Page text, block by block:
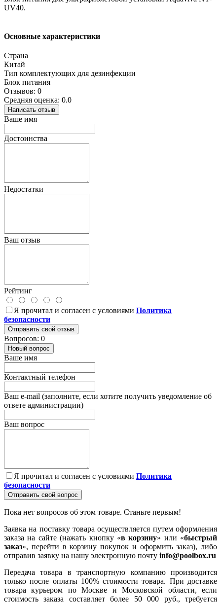
UV40.
Основные характеристики
Страна
Китай
Тип комплектующих для дезинфекции
Блок питания
Отзывов: 0
Средняя оценка: 0.0
Написать отзыв
Ваше имя
Достоинства
Недостатки
Ваш отзыв
Рейтинг
Я прочитал и согласен с условиями Политика
безопасности
Отправить свой отзыв
Вопросов: 0
Новый вопрос
Ваше имя
Контактный телефон
Ваш e-mail (заполните, если хотите получить уведомление об
ответе администрации)
Ваш вопрос
Я прочитал и согласен с условиями Политика
безопасности
Отправить свой вопрос
Пока нет вопросов об этом товаре. Станьте первым!
Заявка на поставку товара осуществляется путем оформления
заказа на сайте (нажать кнопку «в корзину» или «быстрый
заказ», перейти в корзину покупок и оформить заказ), либо
отправив заявку на нашу электронную почту info@poolbox.ru
Передача товара в транспортную компанию производится
только после оплаты 100% стоимости товара. При доставке
товара курьером по Москве и Московской области, если
стоимость заказа составляет более 50 000 руб., требуется